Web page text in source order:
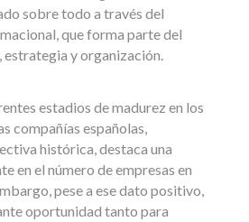
sobre todo a través del
que forma parte del
y organización.
estadios de madurez en los
compañías españolas,
histórica, destaca una
en el número de empresas en
pese a ese dato positivo,
oportunidad tanto para